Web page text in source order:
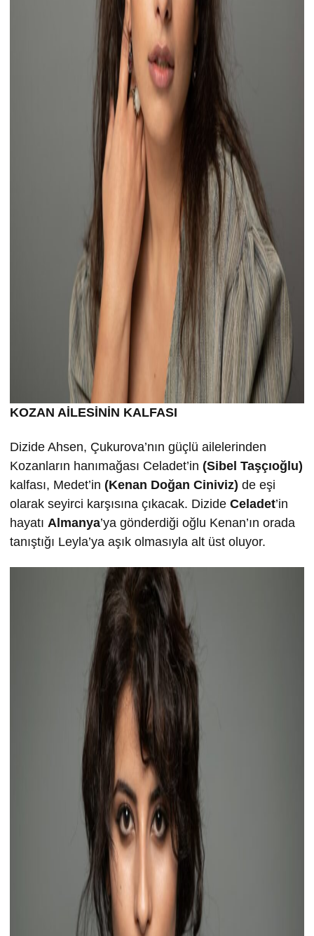
KOZAN AİLESİNİN KALFASI
Dizide Ahsen, Çukurova’nın güçlü ailelerinden
Kozanların hanımağası Celadet’in (Sibel Taşçıoğlu)
kalfası, Medet’in (Kenan Doğan Ciniviz) de eşi
olarak seyirci karşısına çıkacak. Dizide Celadet’in
hayatı Almanya’ya gönderdiği oğlu Kenan’ın orada
tanıştığı Leyla’ya aşık olmasıyla alt üst oluyor.